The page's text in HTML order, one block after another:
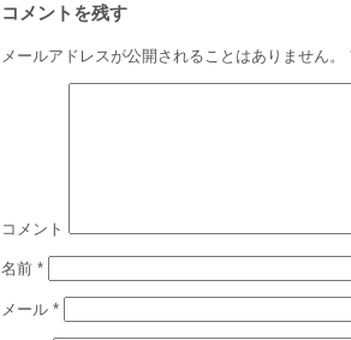
コメントを残す
メールアドレスが公開されることはありません。
コメント
名前 *
メール *